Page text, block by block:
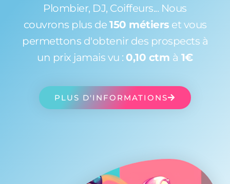
Plombier, DJ, Coiffeurs... Nous
couvrons plus de 150 métiers et vous
permettons d'obtenir des prospects à
un prix jamais vu : 0,10 ctm à 1€
PLUS D'INFORMATIONS